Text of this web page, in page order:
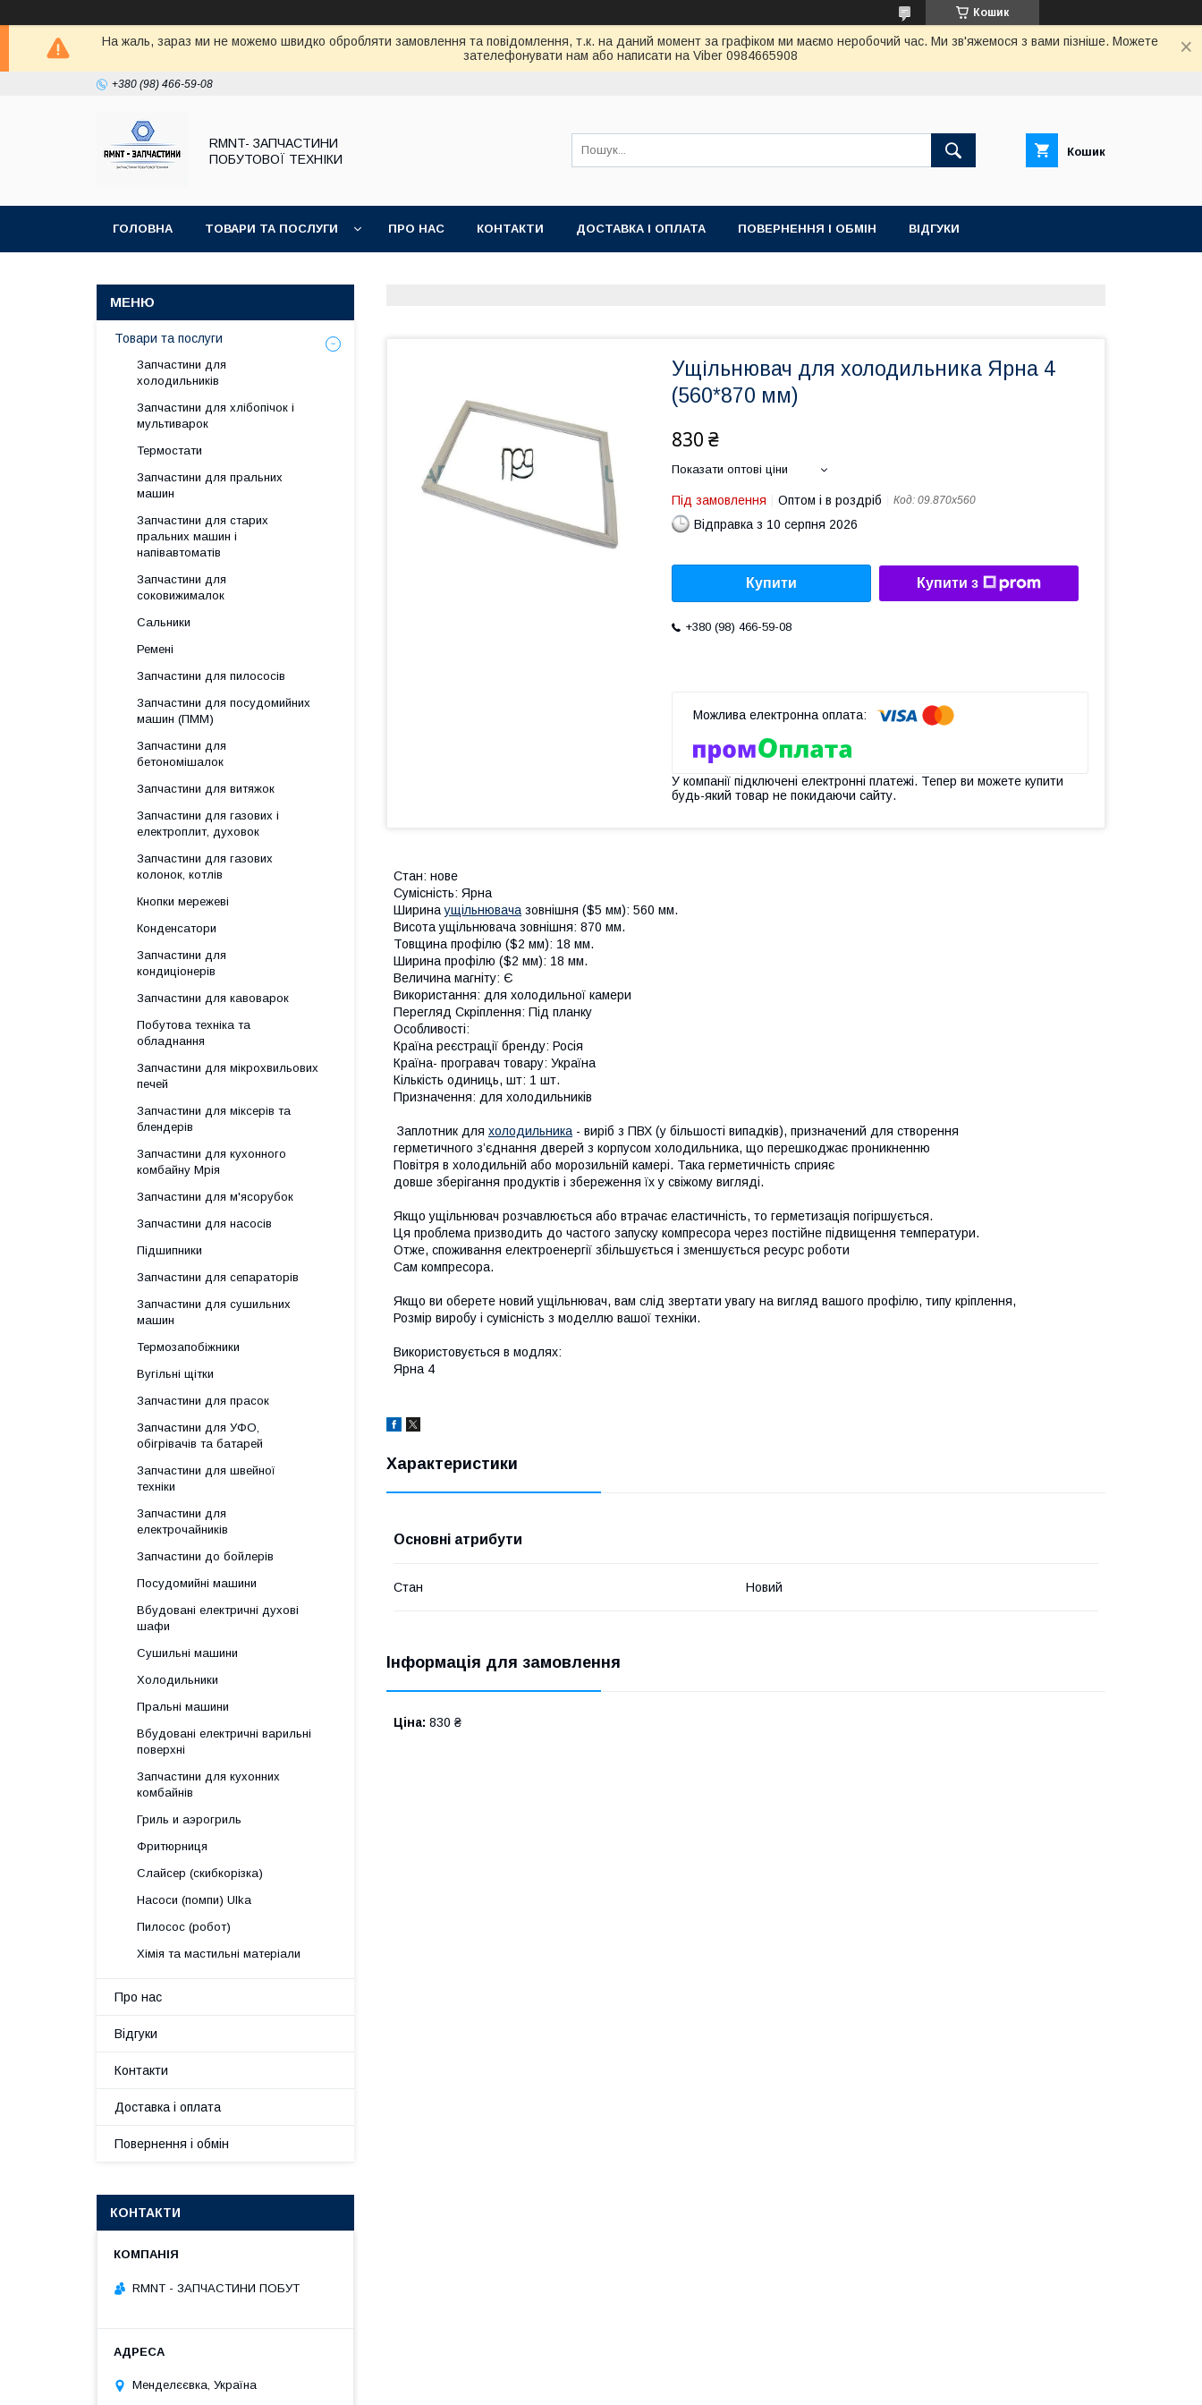
Кошик
На жаль, зараз ми не можемо швидко обробляти замовлення та повідомлення, т.к. на даний момент за графіком ми маємо неробочий час. Ми зв'яжемося з вами пізніше. Можете
зателефонувати нам або написати на Viber 0984665908
+380 (98) 466-59-08
RMNT- ЗАПЧАСТИНИ
ПОБУТОВОЇ ТЕХНІКИ
Кошик
ГОЛОВНА ТОВАРИ ТА ПОСЛУГИ ПРО НАС КОНТАКТИ ДОСТАВКА І ОПЛАТА ПОВЕРНЕННЯ І ОБМІН ВІДГУКИ
Ущільнювач для холодильника Ярна 4
(560*870 мм)
830 ₴
Показати оптові ціни
Під замовлення Оптом і в роздріб Код: 09.870x560
Відправка з 10 серпня 2026
Купити Купити з
+380 (98) 466-59-08
У компанії підключені електронні платежі. Тепер ви можете купити
будь-який товар не покидаючи сайту.
Стан: нове
Сумісність: Ярна
Ширинаущільнювачазовнішня ($5 мм): 560 мм.
Висота ущільнювача зовнішня: 870 мм.
Товщина профілю ($2 мм): 18 мм.
Ширина профілю ($2 мм): 18 мм.
Величина магніту: Є
Використання: для холодильної камери
Перегляд Скріплення: Під планку
Особливості:
Країна реєстрації бренду: Росія
Країна- програвач товару: Україна
Кількість одиниць, шт: 1 шт.
Призначення: для холодильників
Заплотник для холодильника- виріб з ПВХ (у більшості випадків), призначений для створення
герметичного з’єднання дверей з корпусом холодильника, що перешкоджає проникненню
Повітря в холодильній або морозильній камері. Така герметичність сприяє
довше зберігання продуктів і збереження їх у свіжому вигляді.
Якщо ущільнювач розчавлюється або втрачає еластичність, то герметизація погіршується.
Ця проблема призводить до частого запуску компресора через постійне підвищення температури.
Отже, споживання електроенергії збільшується і зменшується ресурс роботи
Сам компресора.
Якщо ви оберете новий ущільнювач, вам слід звертати увагу на вигляд вашого профілю, типу кріплення,
Розмір виробу і сумісність з моделлю вашої техніки.
Використовується в модлях:
Ярна 4
Характеристики
Основні атрибути
Стан Новий
Інформація для замовлення
Ціна: 830 ₴
Товари та послуги
Запчастини для
холодильників
Запчастини для хлібопічок і
мультиварок
Термостати
Запчастини для пральних
машин
Запчастини для старих
пральних машин і
напівавтоматів
Запчастини для
соковижималок
Сальники
Ремені
Запчастини для пилососів
Запчастини для посудомийних
машин (ПММ)
Запчастини для
бетономішалок
Запчастини для витяжок
Запчастини для газових і
електроплит, духовок
Запчастини для газових
колонок, котлів
Кнопки мережеві
Конденсатори
Запчастини для
кондиціонерів
Запчастини для кавоварок
Побутова техніка та
обладнання
Запчастини для мікрохвильових
печей
Запчастини для міксерів та
блендерів
Запчастини для кухонного
комбайну Мрія
Запчастини для м'ясорубок
Запчастини для насосів
Підшипники
Запчастини для сепараторів
Запчастини для сушильних
машин
Термозапобіжники
Вугільні щітки
Запчастини для прасок
Запчастини для УФО,
обігрівачів та батарей
Запчастини для швейної
техніки
Запчастини для
електрочайників
Запчастини до бойлерів
Посудомийні машини
Вбудовані електричні духові
шафи
Сушильні машини
Холодильники
Пральні машини
Вбудовані електричні варильні
поверхні
Запчастини для кухонних
комбайнів
Гриль и аэрогриль
Фритюрниця
Слайсер (скибкорізка)
Насоси (помпи) Ulka
Пилосос (робот)
Хімія та мастильні матеріали
Про нас
Відгуки
Контакти
Доставка і оплата
Повернення і обмін
КОНТАКТИ
RMNT - ЗАПЧАСТИНИ ПОБУТ
Менделєєвка, Україна